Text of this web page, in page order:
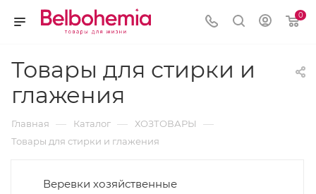
0
Товары для стирки и
глажения
Главная — Каталог — ХОЗТОВАРЫ —
Товары для стирки и глажения
Веревки хозяйственные